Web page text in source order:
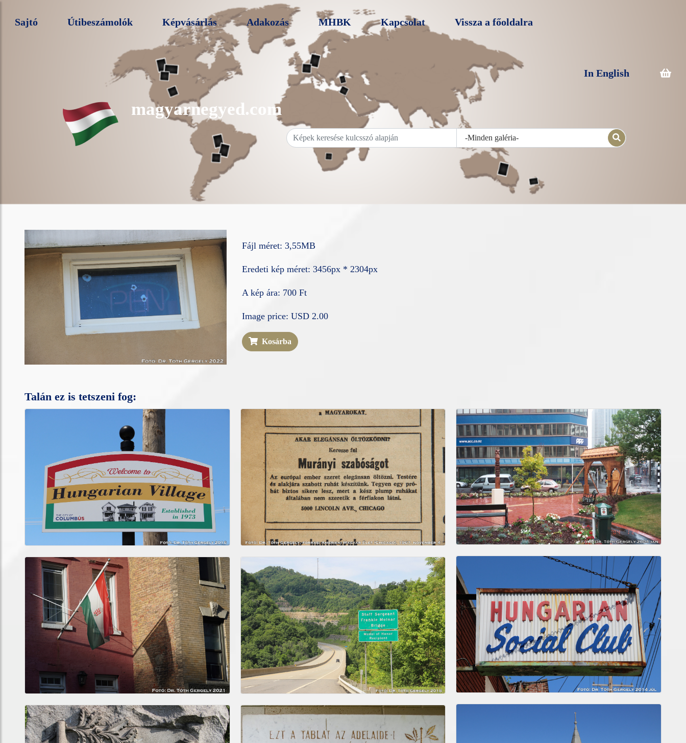
Sajtó Útibeszámolók Képvásárlás Adakozás MHBK Kapcsolat Vissza a főoldalra
In English
magyarnegyed.com
Fájl méret: 3,55MB
Eredeti kép méret: 3456px * 2304px
A kép ára: 700 Ft
Image price: USD 2.00
Kosárba
Talán ez is tetszeni fog: